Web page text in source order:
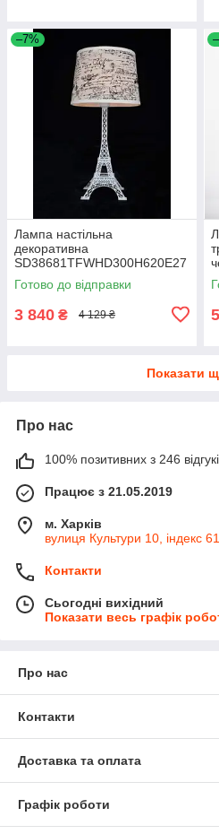
–7%
Лампа настільна
декоративна
SD38681TFWHD300H620E27
*1
Готово до відправки
3 840 ₴ 4 129 ₴
Показати
Про нас
100% позитивних з 246
Працює з 21.05.2019
м. Харків
вулиця Культури 10, індекс
Контакти
Сьогодні вихідний
Показати весь графік
Про нас
Контакти
Доставка та оплата
Графік роботи